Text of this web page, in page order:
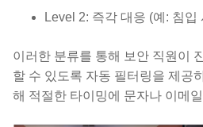
Level 2: 즉각 대응 (예: 침입
이러한 분류를 통해 보안 직원이
할 수 있도록 자동 필터링을 제공
해 적절한 타이밍에 문자나 이메